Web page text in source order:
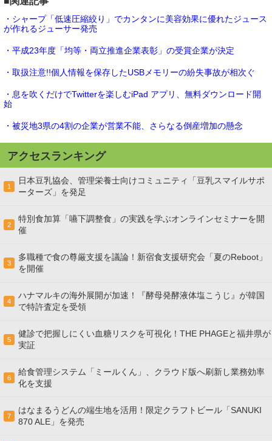
・シャープ「低速圧縮絞り」でカンタンに美容効果に優れたジュース
が作れるジューサー発売
・平成23年度「均等・両立推進企業表彰」の受賞企業が決定
・取扱注意!!個人情報を保存したUSBメモリーの紛失事故が相次ぐ
・息を吹くだけでTwitterを楽しむiPad アプリ、無料ダウンロード開
始
・被災地3県の4割の企業が営業不能、さらなる倒産増加の懸念
アクセスランキング
1
日本豆乳協会、管理栄養士向けコミュニティ「豆乳スマイルサポ
ーターズ」を発足
2
特別食加算「嚥下調整食」の実践を学ぶオンラインセミナーを開
催
3
多職種で食の尊厳支援を議論！新宿食支援研究会「夏のReboot」
を開催
4
ハナマルキの海外展開が加速！『酵母発酵液体塩こうじ』が韓国
で特許査定を受領
5
健診で把握しにくい血糖リスクを可視化！THE PHAGEと福井県が
実証
6
給食管理システム「ミールくん」、クラウド版へ刷新し業務効率
化を支援
7
はなまるうどんの端生地を活用！限定クラフトビール「SANUKI
870 ALE」を発売